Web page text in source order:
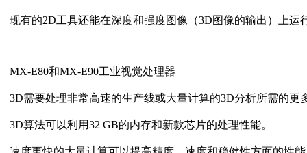
现有的2D工具还能在深度和强度图像（3D图像的输出）上运
MX-E80和MX-E90工业视觉处理器
3D需要处理非常高速的生产线或大量计算的3D分析所需的更
3D算法可以利用32 GB的内存和新款芯片的处理性能。